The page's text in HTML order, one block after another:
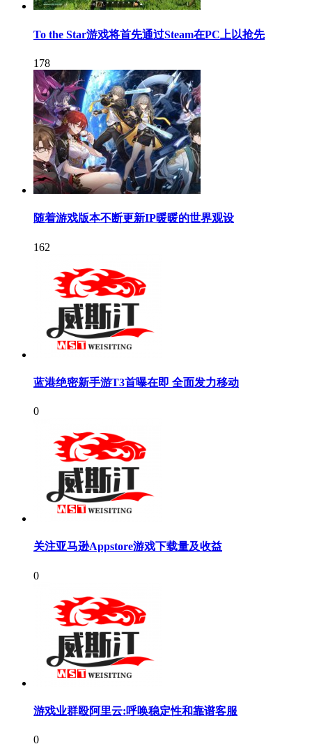
To the Star游戏将首先通过Steam在PC上以抢先
178
随着游戏版本不断更新IP暖暖的世界观设
162
蓝港绝密新手游T3首曝在即 全面发力移动
0
关注亚马逊Appstore游戏下载量及收益
0
游戏业群殴阿里云:呼唤稳定性和靠谱客服
0